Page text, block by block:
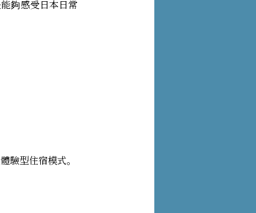
夠感受日本日常
驗型住宿模式。